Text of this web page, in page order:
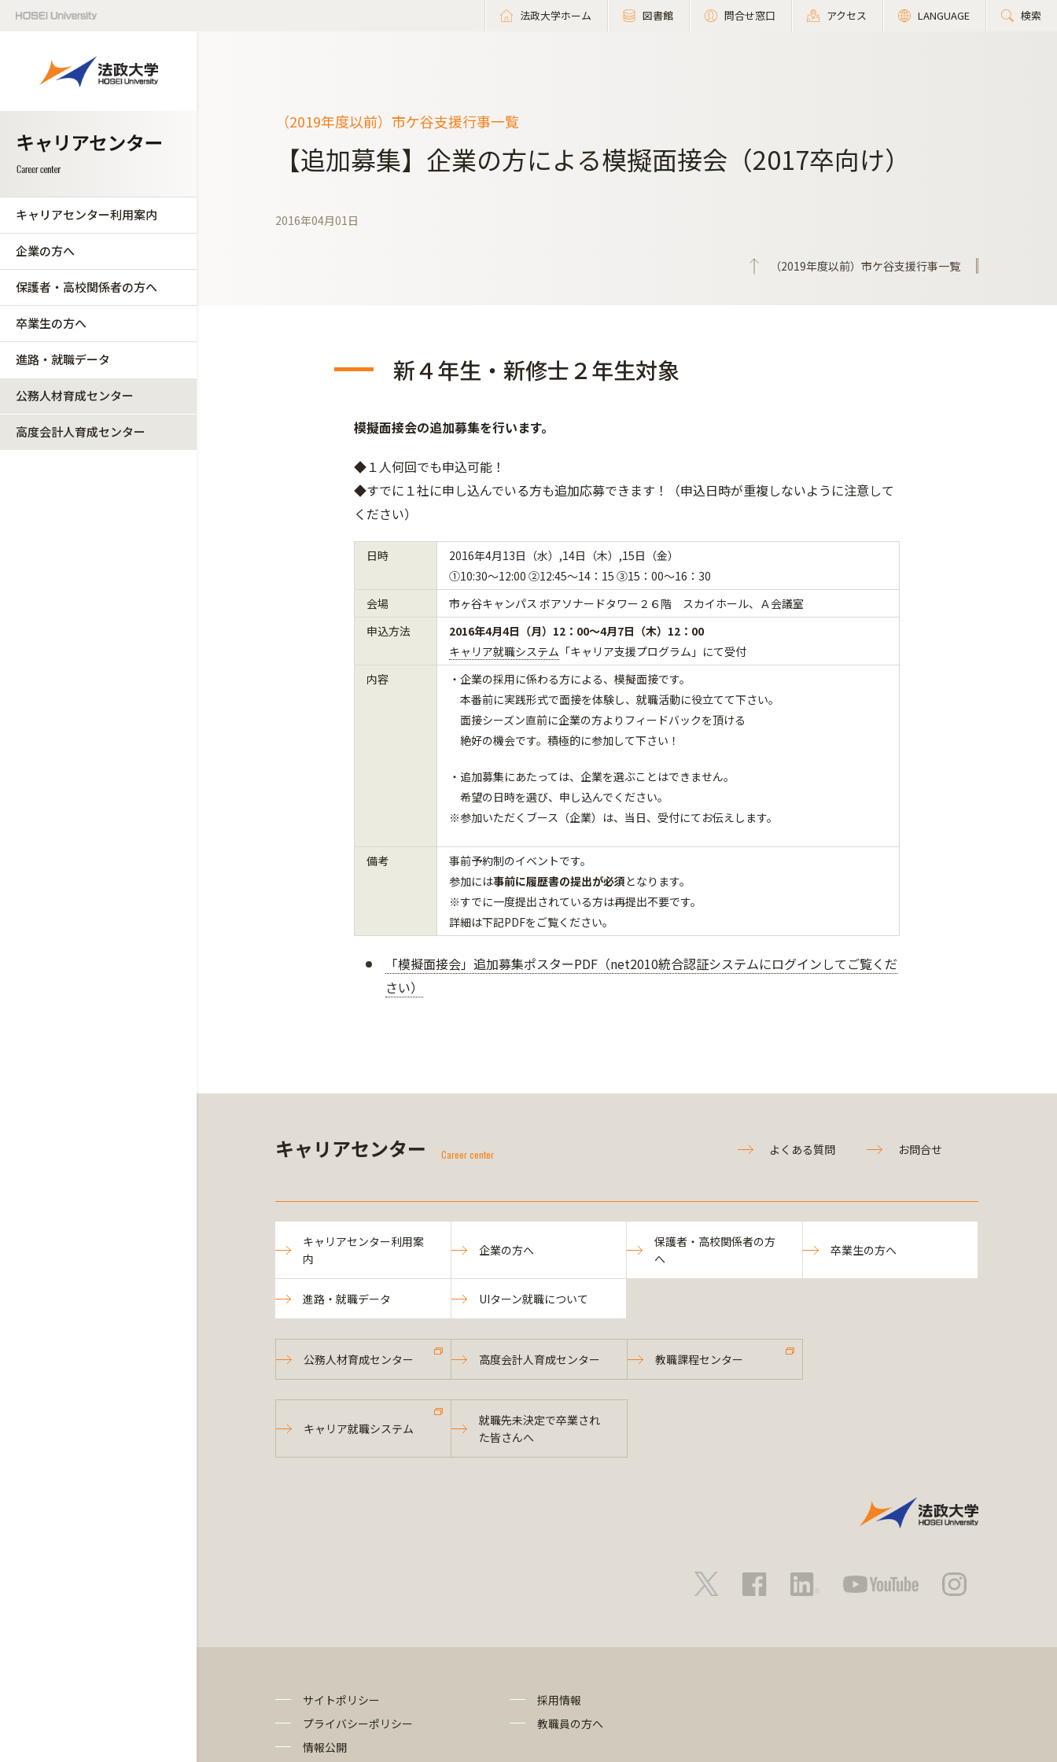
法政大学ホーム 図書館 問合せ窓口 アクセス LANGUAGE 検索
キャリアセンター利用案内
企業の方へ
保護者・高校関係者の方へ
卒業生の方へ
進路・就職データ
公務人材育成センター
高度会計人育成センター
（2019年度以前）市ケ谷支援行事一覧
【追加募集】企業の方による模擬面接会（2017卒向け）
2016年04月01日
（2019年度以前）市ケ谷支援行事一覧
新４年生・新修士２年生対象
模擬面接会の追加募集を行います。
◆１人何回でも申込可能！
◆すでに１社に申し込んでいる方も追加応募できます！
（申込日時が重複しないように注意して
ください）
日時
2016年4月13日（水）,14日（木）,15日（金）
①10:30～12:00 ②12:45～14：15 ③15：00～16：30
会場
市ヶ谷キャンパス ボアソナードタワー２６階 スカイホール、Ａ会議室
申込方法
2016年4月4日（月）12：00～4月7日（木）12：00
キャリア就職システム 「キャリア支援プログラム」にて受付
内容
・企業の採用に係わる方による、模擬面接です。
本番前に実践形式で面接を体験し、就職活動に役立てて下さい。
面接シーズン直前に企業の方よりフィードバックを頂ける
絶好の機会です。積極的に参加して下さい！
・追加募集にあたっては、企業を選ぶことはできません。
希望の日時を選び、申し込んでください。
※参加いただくブース（企業）は、当日、受付にてお伝えします。
備考
事前予約制のイベントです。
参加には事前に履歴書の提出が必須となります。
※すでに一度提出されている方は再提出不要です。
詳細は下記PDFをご覧ください。
「模擬面接会」追加募集ポスターPDF（net2010統合認証システムにログインしてご覧くだ
さい）
キャリアセンター Career center よくある質問 お問合せ
キャリアセンター利用案
内
企業の方へ
保護者・高校関係者の方
へ
卒業生の方へ
進路・就職データ UIターン就職について
公務人材育成センター 高度会計人育成センター 教職課程センター
キャリア就職システム
就職先未決定で卒業され
た皆さんへ
サイトポリシー
プライバシーポリシー
情報公開
採用情報
教職員の方へ